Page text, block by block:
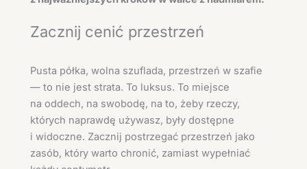
Zacznij cenić przestrzeń
Pusta półka, wolna szuflada, przestrzeń w szafie
— to nie jest strata. To luksus. To miejsce
na oddech, na swobodę, na to, żeby rzeczy,
których naprawdę używasz, były dostępne
i widoczne. Zacznij postrzegać przestrzeń jako
zasób, który warto chronić, zamiast wypełniać